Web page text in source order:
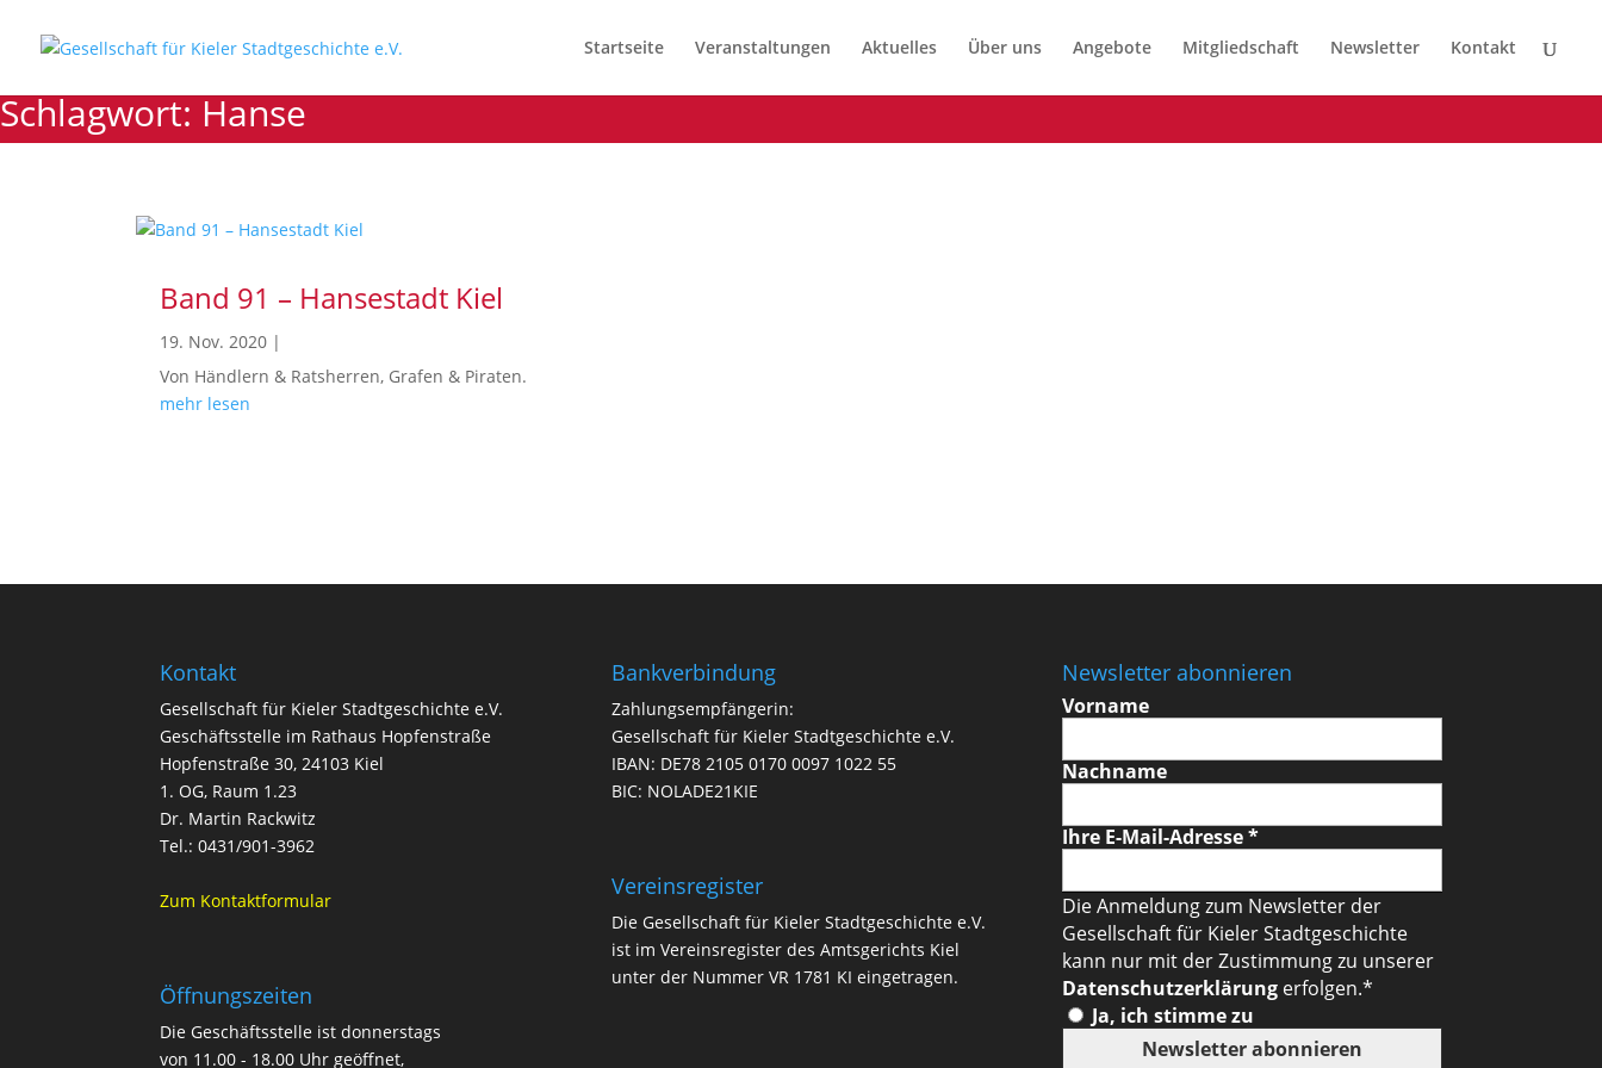
Startseite Veranstaltungen Aktuelles Über uns Angebote Mitgliedschaft Newsletter Kontakt
Schlagwort: Hanse
Band 91 – Hansestadt Kiel
19. Nov. 2020 |
Von Händlern & Ratsherren, Grafen & Piraten.
mehr lesen
Kontakt
Gesellschaft für Kieler Stadtgeschichte e.V.
Geschäftsstelle im Rathaus Hopfenstraße
Hopfenstraße 30, 24103 Kiel
1. OG, Raum 1.23
Dr. Martin Rackwitz
Tel.: 0431/901-3962
Zum Kontaktformular
Öffnungszeiten
Die Geschäftsstelle ist donnerstags
von 11.00 - 18.00 Uhr geöffnet,
Bankverbindung
Zahlungsempfängerin:
Gesellschaft für Kieler Stadtgeschichte e.V.
IBAN: DE78 2105 0170 0097 1022 55
BIC: NOLADE21KIE
Vereinsregister
Die Gesellschaft für Kieler Stadtgeschichte e.V.
ist im Vereinsregister des Amtsgerichts Kiel
unter der Nummer VR 1781 KI eingetragen.
Newsletter abonnieren
Vorname
Nachname
Ihre E-Mail-Adresse*
Die Anmeldung zum Newsletter der
Gesellschaft für Kieler Stadtgeschichte
kann nur mit der Zustimmung zu unserer
Datenschutzerklärung erfolgen.*
Ja, ich stimme zu